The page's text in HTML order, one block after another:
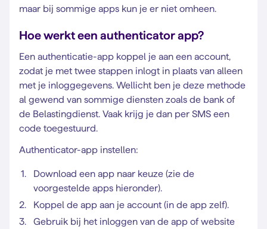
maar bij sommige apps kun je er niet omheen.
Hoe werkt een authenticator app?
Een authenticatie-app koppel je aan een account,
zodat je met twee stappen inlogt in plaats van alleen
met je inloggegevens. Wellicht ben je deze methode
al gewend van sommige diensten zoals de bank of
de Belastingdienst. Vaak krijg je dan per SMS een
code toegestuurd.
Authenticator-app instellen:
Download een app naar keuze (zie de
voorgestelde apps hieronder).
Koppel de app aan je account (in de app zelf).
Gebruik bij het inloggen van de app of website